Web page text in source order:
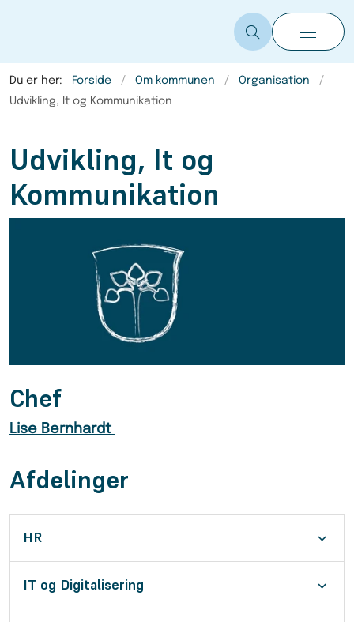
Du er her: Forside Om kommunen
Organisation
Udvikling, It og Kommunikation
Udvikling, It og
Kommunikation
Chef
Lise Bernhardt
Afdelinger
HR
IT og Digitalisering